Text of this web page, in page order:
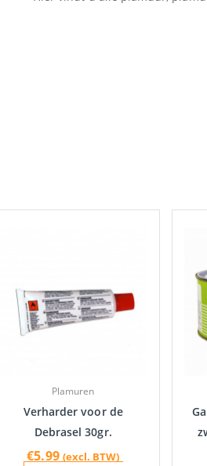
Plamuren
Verharder voor de
Debrasel 30gr.
€5.99 (excl. BTW)